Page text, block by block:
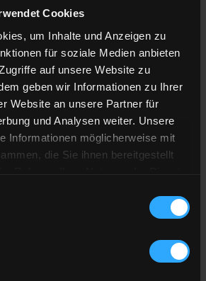
Cookies
um Inhalte und Anzeigen zu
für soziale Medien anbieten
auf unsere Website zu
geben wir Informationen zu Ihrer
Website an unsere Partner für
und Analysen weiter. Unsere
Informationen möglicherweise mit
die Sie ihnen bereitgestellt
Liste
• Surf-Speed testen • Bit-
IP anzeigen
Pi hören • Bin-Dez-Hex • ggT +
• Rechner ALG • Prozent-Rechner
• Weltkarte
Papierformate
Devisenkurse heute
- einfache Karten von Deutschland,